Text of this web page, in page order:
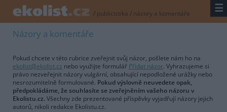
/ publicistika / názory a komentáře ☰
Názory a komentáře
Pokud chcete v této rubrice zveřejnit svůj názor, pošlete nám ho na
ekolist@ekolist.cz nebo využijte formulář Přidat názor. Vyhrazujeme si
právo nezveřejnit názory vulgární, obsahující nepodložené urážky nebo
nesrozumitelně formulované. Pokud výslovně neuvedete opak,
předpokládáme, že souhlasíte se zveřejněním vašeho názoru v
Ekolistu.cz. Všechny zde prezentované příspěvky vyjadřují názory jejich
autorů, nikoli redakce Ekolistu.cz.